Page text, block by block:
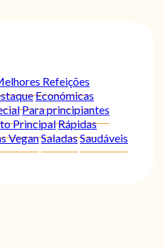
Refeições
Económicas
Para principiantes
PrincipalRápidas
VeganSaladasSaudáveis